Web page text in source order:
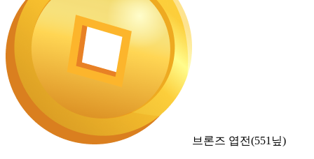
브론즈 엽전(551 닢)